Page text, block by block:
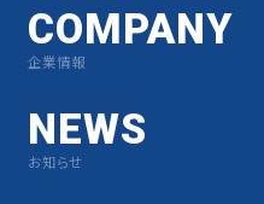
COMPANY
企業情報
NEWS
お知らせ